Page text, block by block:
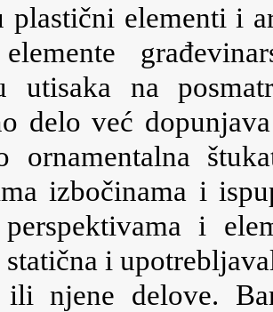
plastični elementi i
utisaka na
delo već
ornamentalna
izbočinama i
perspektivama i
statična i
njene delove.